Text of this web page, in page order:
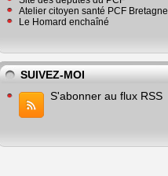
Atelier citoyen santé PCF Bretagne
Le Homard enchaîné
SUIVEZ-MOI
S'abonner au flux RSS